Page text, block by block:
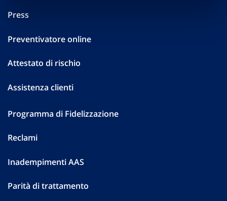
Press
Preventivatore online
Attestato di rischio
Assistenza clienti
Programma di Fidelizzazione
Reclami
Inadempimenti AAS
Parità di trattamento